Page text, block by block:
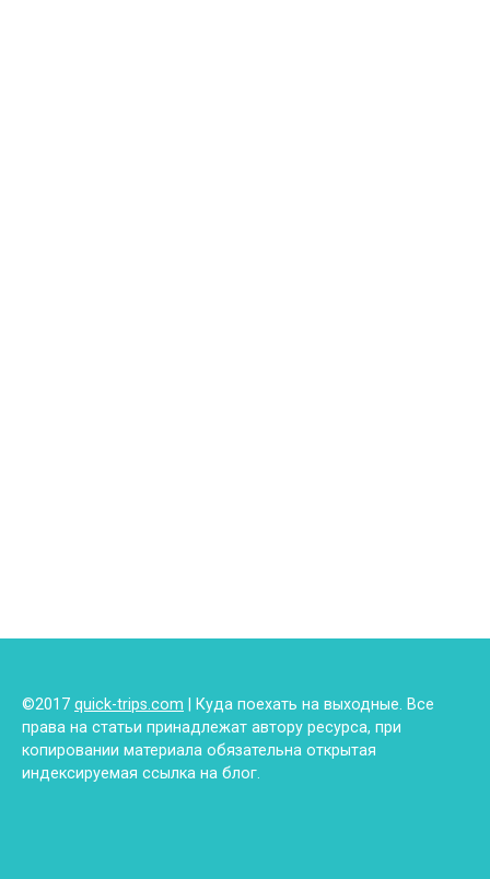
©2017 quick-trips.com | Куда поехать на выходные. Все
права на статьи принадлежат автору ресурса, при
копировании материала обязательна открытая
индексируемая ссылка на блог.